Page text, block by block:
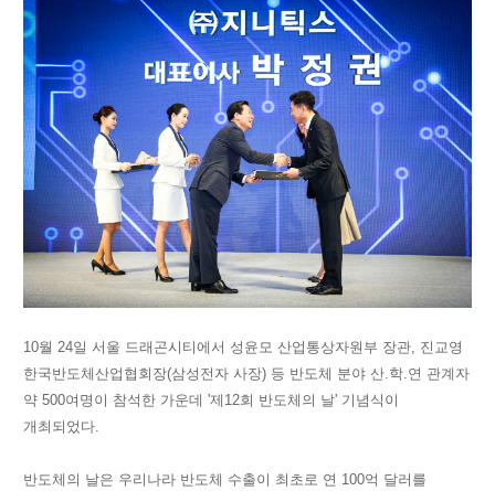
10월 24일 서울 드래곤시티에서 성윤모 산업통상자원부 장관, 진교영
한국반도체산업협회장(삼성전자 사장) 등 반도체 분야 산.학.연 관계자
약 500여명이 참석한 가운데 '제12회 반도체의 날' 기념식이
개최되었다.
반도체의 날은 우리나라 반도체 수출이 최초로 연 100억 달러를